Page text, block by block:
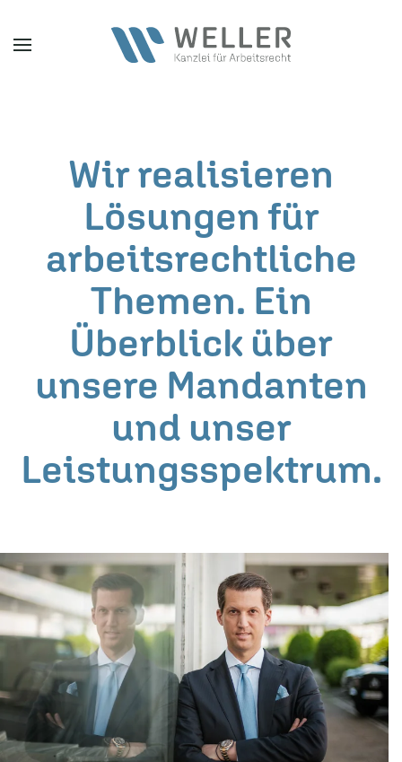
Zum Hauptinhalt springen
Wir realisieren
Lösungen für
arbeitsrechtliche
Themen. Ein
Überblick über
unsere Mandanten
und unser
Leistungsspektrum.